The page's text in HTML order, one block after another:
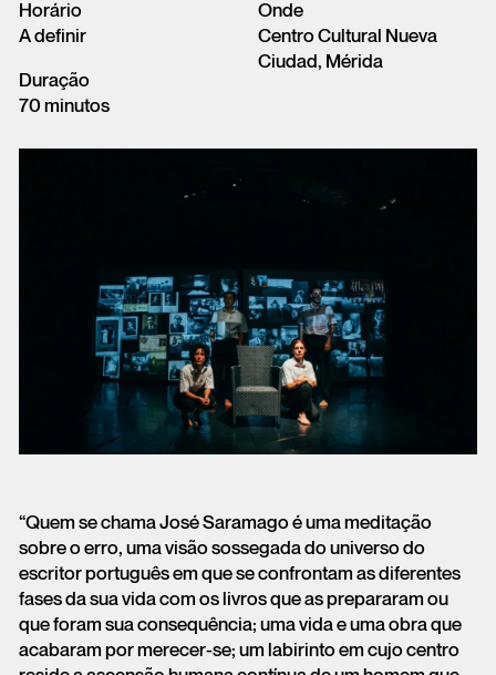
Login
Horário
A definir
Duração
70 minutos
Onde
Centro Cultural Nueva
Ciudad, Mérida
“Quem se chama José Saramago é uma meditação
sobre o erro, uma visão sossegada do universo do
escritor português em que se confrontam as diferentes
fases da sua vida com os livros que as prepararam ou
que foram sua consequência; uma vida e uma obra que
acabaram por merecer-se; um labirinto em cujo centro